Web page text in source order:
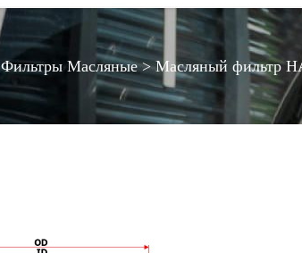
Фильтры Масляные>Масляный фильтр